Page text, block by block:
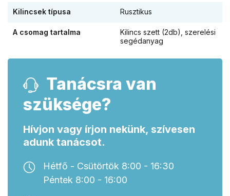
Kilincsek típusa Rusztikus
A csomag tartalma
Kilincs szett (2db), szerelési
segédanyag
Tanácsra van
szüksége?
Hívjon vagy írjon nekünk, szívesen
adunk tanácsot.
Hétfő - Csütörtök 8:00 - 16:30
Péntek 8:00 - 16:00